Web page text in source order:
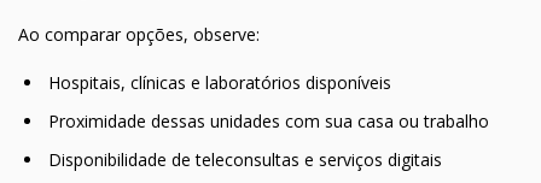
Ao comparar opções, observe:
Hospitais, clínicas e laboratórios disponíveis
Proximidade dessas unidades com sua casa ou trabalho
Disponibilidade de teleconsultas e serviços digitais